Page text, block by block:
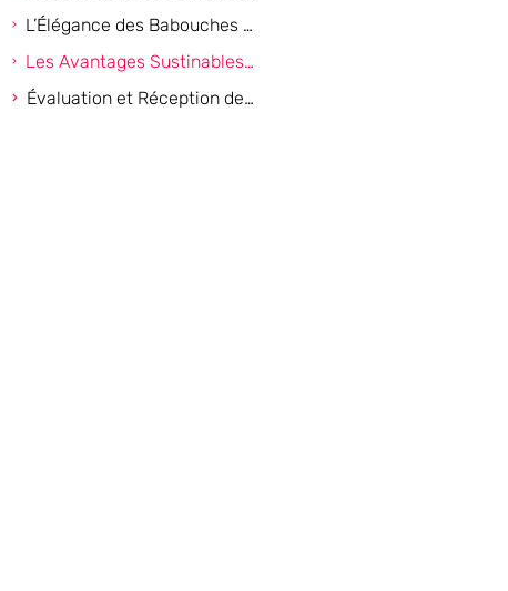
L’Élégance des Babouches Citadines dans La Mode Urbaine
Les Avantages Sustinables des Babouches dans La Box Quejadore
Évaluation et Réception de La Box Quejadore